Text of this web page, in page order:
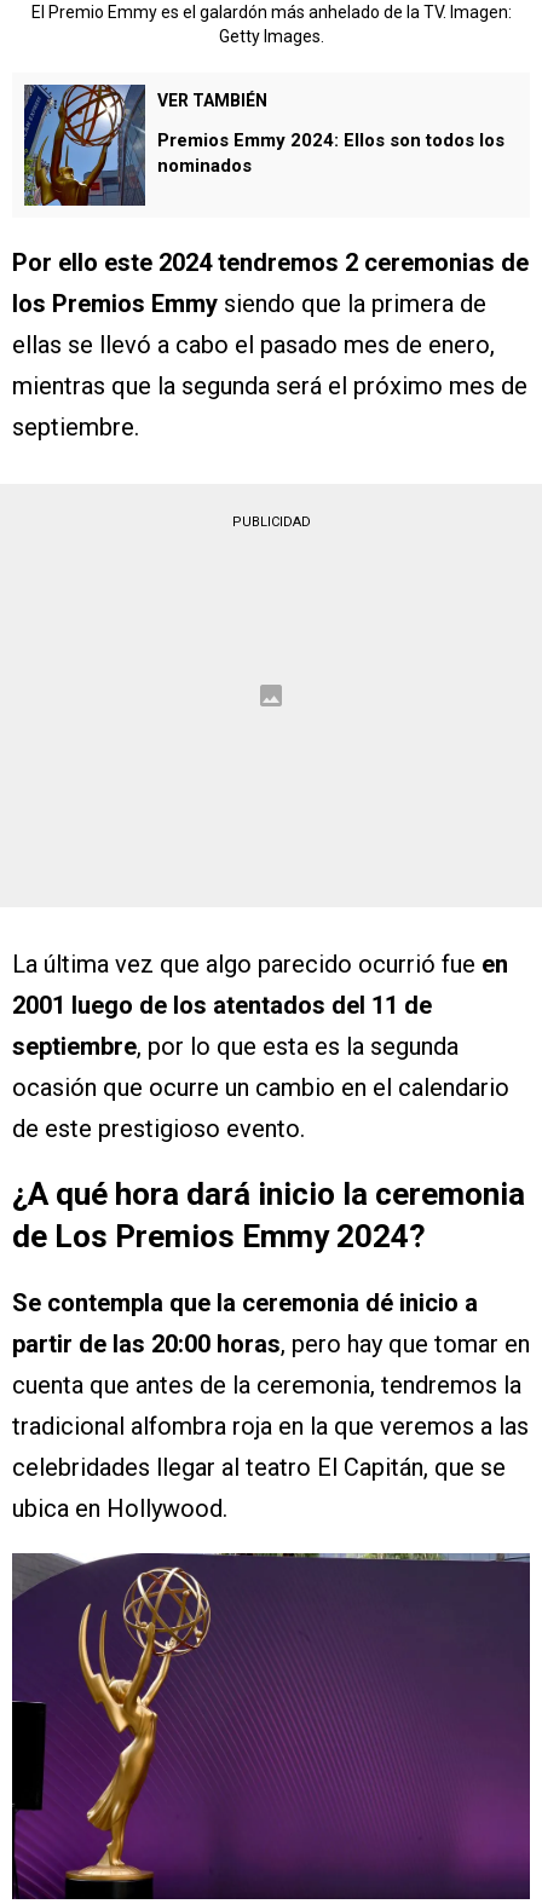
El Premio Emmy es el galardón más anhelado de la TV. Imagen:
Getty Images.
VER TAMBIÉN
Premios Emmy 2024: Ellos son todos los
nominados
Por ello este 2024 tendremos 2 ceremonias de
los Premios Emmy siendo que la primera de
ellas se llevó a cabo el pasado mes de enero,
mientras que la segunda será el próximo mes de
septiembre.
PUBLICIDAD
La última vez que algo parecido ocurrió fue en
2001 luego de los atentados del 11 de
septiembre, por lo que esta es la segunda
ocasión que ocurre un cambio en el calendario
de este prestigioso evento.
¿A qué hora dará inicio la ceremonia
de Los Premios Emmy 2024?
Se contempla que la ceremonia dé inicio a
partir de las 20:00 horas, pero hay que tomar en
cuenta que antes de la ceremonia, tendremos la
tradicional alfombra roja en la que veremos a las
celebridades llegar al teatro El Capitán, que se
ubica en Hollywood.